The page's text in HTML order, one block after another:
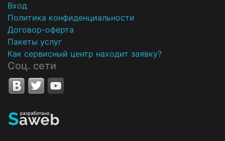
Вход
Политика конфиденциальности
Договор-оферта
Пакеты услуг
Как сервисный центр находит заявку?
Соц. сети